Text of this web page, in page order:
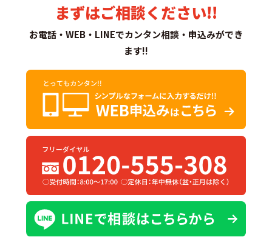
4.税務調査や犯罪捜査等で公的機関などへの提出が特に必要
とされる場合。
当社は、個人情報への不正アクセス、紛失、破壊、改ざんお
よび漏えいなどを防止するために、安全対策を講じ、 個人情
報の管理を徹底いたします。
4.個人情報の取扱いの委託
当社が利用目的の範囲内で、第三者に個人情報の取扱いを委
託する場合は、委託先の適切な監督をいたします。
5.個人情報の開示、訂正、利用停止および削除
個人情報の開示、訂正、利用停止および削除を求められた場
まずはご相談ください!!
お電話・WEB・LINEでカンタン相談・申込みができ
ます!!